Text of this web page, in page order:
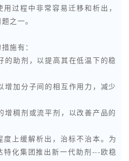
过程中非常容易迁移和析出，
之一。
施有：
助剂，以提高其在低温下的稳
加分子间的相互作用力，减少
稠剂或流平剂，以改善产品的
度上缓解析出，治标不治本。为
特化集团推出新一代助剂---欧稳